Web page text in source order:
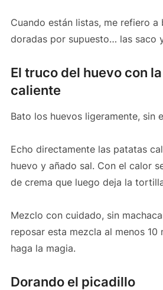
Cuando están listas, me refiero
doradas por supuesto… las saco
El truco del huevo con
caliente
Bato los huevos ligeramente, sin
Echo directamente las patatas
huevo y añado sal. Con el calor
de crema que luego deja la
Mezclo con cuidado, sin
reposar esta mezcla al menos 10
haga la magia.
Dorando el picadillo